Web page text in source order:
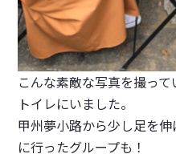
こんな素敵な写真を撮っ
トイレにいました。
甲州夢小路から少し足を
に行ったグループも！